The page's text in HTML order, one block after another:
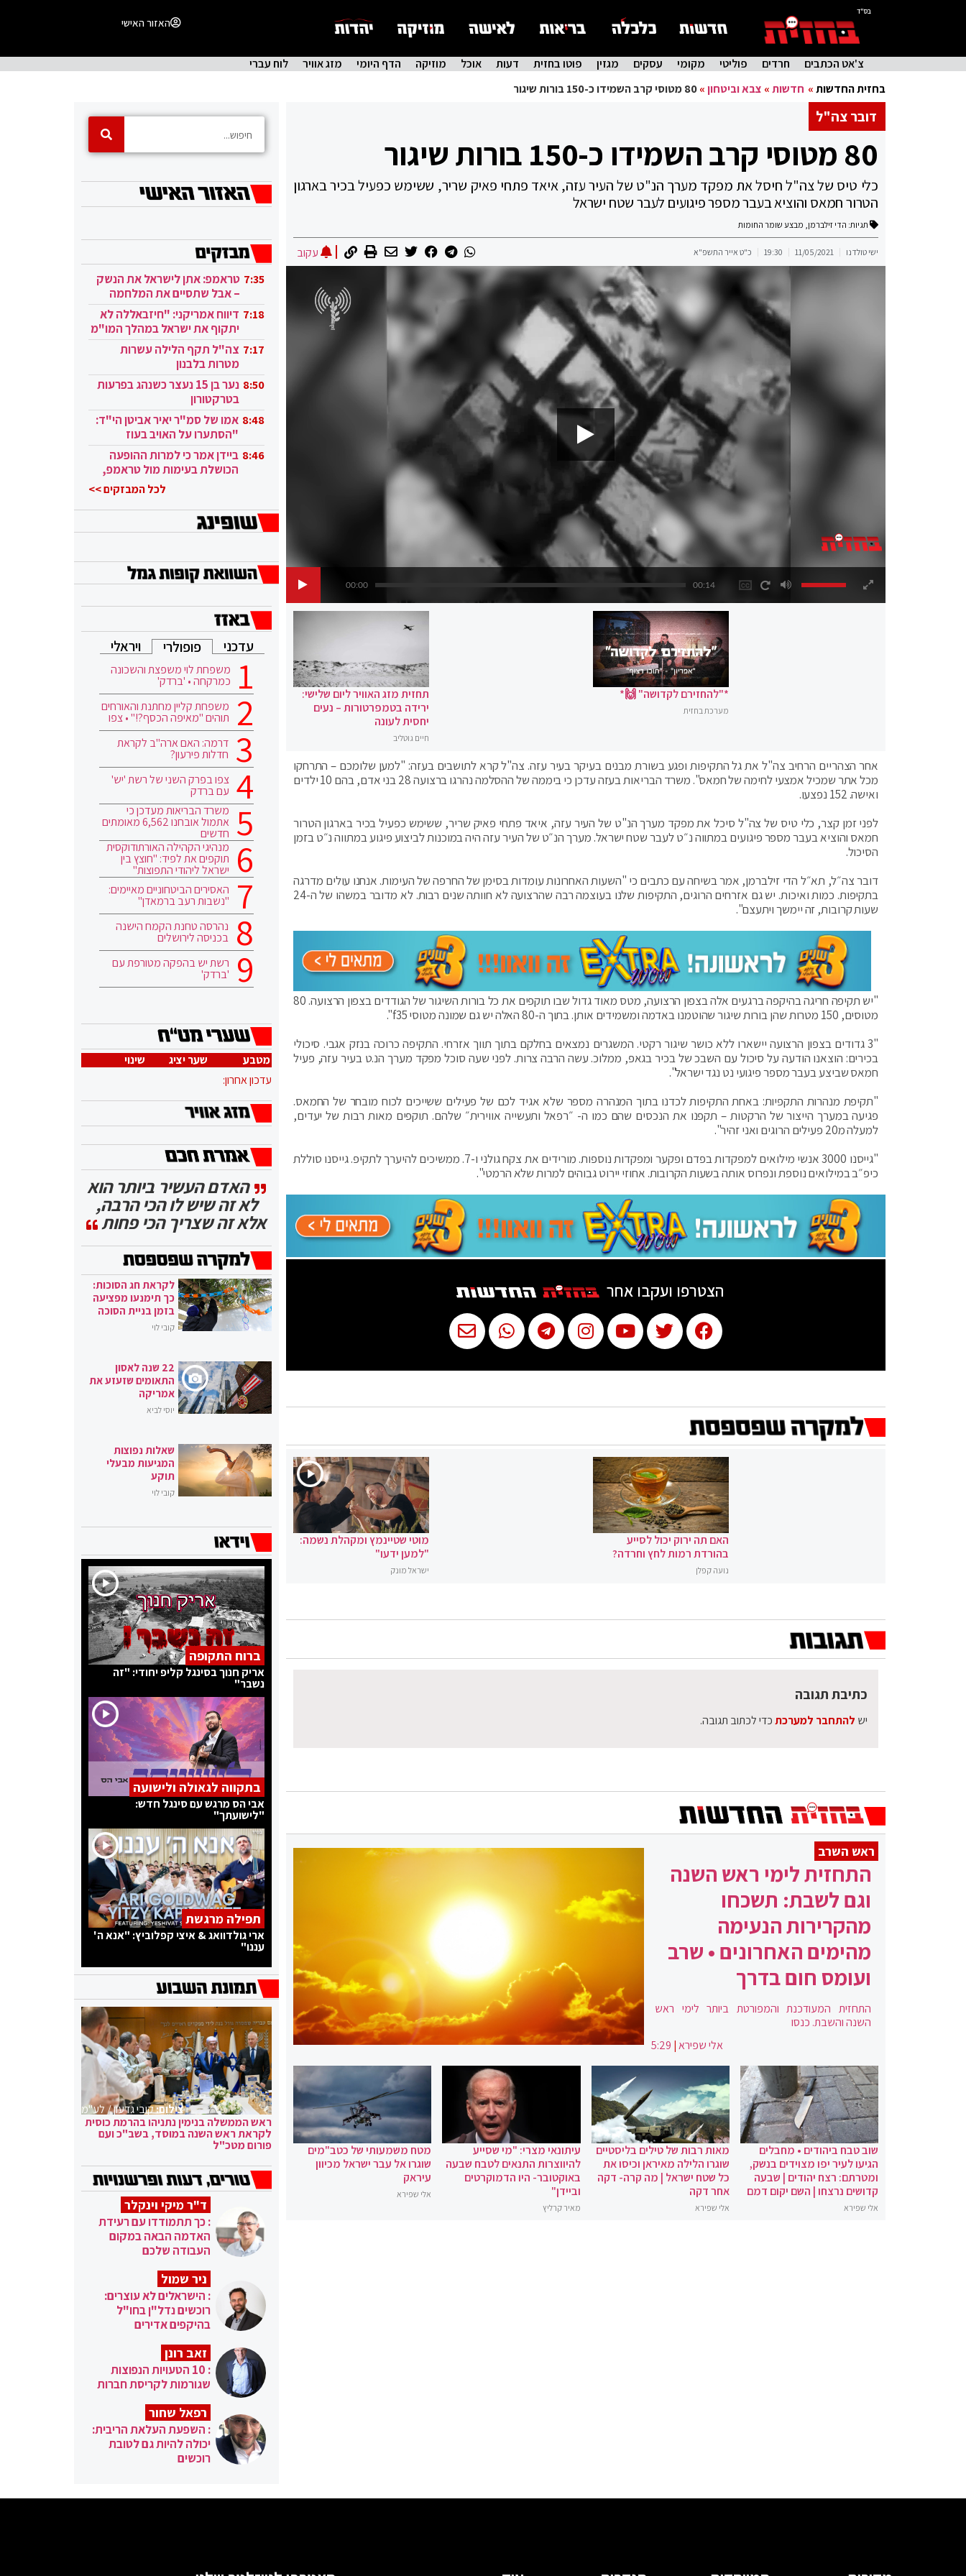
בס"ד
האזור האישי
צ'אט הכתבים חרדים פוליטי מקומי עסקים מגזין פוטו בחזית דעות אוכל מוזיקה הדף היומי מזג אוויר
לוח עברי
בחזית החדשות» חדשות» צבא וביטחון»80 מטוסי קרב השמידו כ-150 בורות שיגור
דובר צה"ל
80 מטוסי קרב השמידו כ-150 בורות שיגור
כלי טיס של צה"ל חיסל את מפקד מערך הנ"ט של העיר עזה, איאד פתחי פאיק שריר, ששימש כפעיל בכיר בארגון
הטרור חמאס והוציא בעבר מספר פיגועים לעבר שטח ישראל
תגיות: הדי זילברמן, מבצע שומר החומות
ישי טולדנו 11/05/2021
19:30 כ"ט אייר התשפ"א עקוב
00:00 00:14
*"להחזירם לקדושה" 🙌*
מערכת בחזית
תחזית מזג האוויר ליום שלישי:
ירידה בטמפרטורות – נעים
יחסית לעונה
חיים גוטליב
אחר הצהריים הרחיב צה"ל את גל התקיפות ופגע בשורת מבנים בעיקר בעיר עזה. צה"ל קרא לתושבים בעזה: "למען שלומכם – התרחקו
מכל אתר שמכיל אמצעי לחימה של חמאס". משרד הבריאות בעזה עדכן כי ביממה של ההסלמה נהרגו ברצועה 28 בני אדם, בהם 10 ילדים
ואישה. 152 נפצעו.
לפני זמן קצר, כלי טיס של צה"ל סיכל את מפקד מערך הנ"ט של העיר עזה, איאד פתחי פאיק שריר, ששימש כפעיל בכיר בארגון הטרור
חמאס והוציא בעבר מספר פיגועים במתווה נ״ט לעבר שטח ישראל. מערך הנ״ט של העיר עזה היה במוכנות לביצוע פיגוע במתווה נ״ט בזמן
הסיכול.
דובר צה״ל, תא״ל הדי זילברמן, אמר בשיחה עם כתבים כי "השעות האחרונות עומדות בסימן של החרפה של העימות. אנחנו עולים מדרגה
בתקיפות. כמות ואיכות. יש גם אזרחים הרוגים, התקיפות שלנו בעוצמה רבה שהרצועה לא חוותה שנים רבות. לא מדובר במשהו של ה-24
שעות קרובות, זה יימשך ויתעצם".
"יש תקיפה חריגה בהיקפה ברגעים אלה בצפון הרצועה, מטס מאוד גדול שבו תוקפים את כל בורות השיגור של הגודדים בצפון הרצועה. 80
מטוסים, 150 מטרות שהן בורות שיגור שהוטמנו באדמה ומשמידים אותן. בתוך ה-80 האלה יש גם שמונה מטוסי f35".
"3 גדודים בצפון הרצועה יישארו ללא כושר שיגור רקטי. המשגרים נמצאים בחלקם בתוך תווך אזרחי. התקיפה כרוכה בנזק אגבי. סיכולי
בכירים: הוצאנו הודעה על סיכול עם השבכ של בכיר בגאפ, ממלוכ. עשה הרבה צרות. לפני שעה סוכל מפקד מערך הנ.ט בעיר עזה, פעיל
חמאס שביצע בעבר מספר פיגועי נט נגד ישראל".
"תקיפת מנהרות התקפיות: באחת התקיפות לכדנו בתוך המנהרה מספר שלא אגיד לכם של פעילים ששייכים לכוח מובחר של החמאס.
פגיעה במערך הייצור של הרקטות – תקפנו את הנכסים שהם כמו ה- ״רפאל ותעשייה אווירית״ שלהם. תוקפים מאות רבות של יעדים,
למעלה מ20 פעילים הרוגים ואני זהיר".
"גייסנו 3000 אנשי מילואים למפקדות בפדם ופקער ומפקדות נוספות. מורידים את צקח גולני ו-7. ממשיכים להיערך לתקיפ. גייסנו סוללת
כיפ״ב במילואים נוספת ונפרוס אותה בשעות הקרובות. אחוזי יירוט גבוהים למרות שלא הרמטי".
הצטרפו ועקבו אחר
האם תה ירוק יכול לסייע
בהורדת רמות לחץ וחרדה?
נועה קפלן
מוטי שטיינמץ ומקהלת נשמה:
"למען ידעו"
ישראל מונק
כתיבת תגובה
יש להתחבר למערכתכדי לכתוב תגובה.
ראש השרב
התחזית לימי ראש השנה
וגם לשבת: תשכחו
מהקרירות הנעימה
מהימים האחרונים • שרב
ועומס חום בדרך
התחזית המעודכנת והמפורטת ביותר לימי ראש
השנה והשבת. כנסו
אלי שפירא|
5:29
שוב טבח ביהודים • מחבלים
הגיעו לעיר יפו מצוידים בנשק,
ומטרתם: רצח יהודים | שבעה
קדושים נרצחו | השם יקום דמם
אלי שפירא
מאות רבות של טילים בליסטיים
שוגרו הלילה מאיראן וכיסו את
כל שטח ישראל | מה קרה- דקה
אחר דקה
אלי שפירא
עיתונאי מצרי: "מי שסייע
להיווצרות התנאים לטבח שבעה
באוקטובר- היו הדמוקרטים
וביידן"
מאיר קרליץ
מטח משמעותי של כטב"מים
שוגרו אל עבר ישראל מכיוון
עיראק
אלי שפירא
7:35 טראמפ: אתן לישראל את הנשק
– אבל שתסיים את המלחמה
בעזה 7:18 דיווח אמריקני: "חיזבאללה לא
יתקוף את ישראל במהלך המו"מ
בקטאר" 7:17 צה"ל תקף הלילה עשרות
מטרות בלבנון
8:50
נער בן 15 נעצר כשנהג בפרעות
בטרקטורון
8:48 אמו של סמ"ר יאיר אביטן הי"ד:
"הסתערו על האויב בעוז
ובגבורה" 8:46 ביידן אמר כי למרות ההופעה
הכושלת בעימות מול טראמפ,
לכל המבזקים >>
עדכני פופולרי ויראלי
משפחת לוי משפצת והשכונה
כמרקחה • 'ברדק'
משפחת קליין מחתנת והאורחים
תוהים "מאיפה הכסף?!" • צפו
דרמה: האם ארה"ב לקראת
חדלות פירעון?
צפו בפרק השני של רשת 'יש'
עם ברדק
משרד הבריאות מעדכן כי
אתמול אובחנו 6,562 מאומתים
חדשים
מנהיגי הקהילה האורתודוקסית
תוקפים את לפיד: "חוצץ בין
ישראל ליהודי התפוצות"
האסירים הביטחוניים מאיימים:
"נשבות רעב ברמאדן"
נהרסה טחנת הקמח הישנה
בכניסה לירושלים
רשת יש בהפקה מטורפת עם
'ברדק'
מטבע שער יציג
שינוי
עדכון אחרון:
האדם העשיר ביותר הוא
לא זה שיש לו הכי הרבה,
אלא זה שצריך הכי פחות
לקראת חג הסוכות:
כך תימנעו מפציעה
בזמן בניית הסוכה
קובי לוי
22 שנה לאסון
התאומים שזעזע את
אמריקה
יוסי לביא
שאלות נפוצות
המגיעות מבעלי
תוקע
קובי לוי
ברוח התקופה
אריק חנוך בסינגל קליפ יחודי: "זה
נשבר"
בתקווה לגאולה ולישועה
אבי הס מרגש עם סינגל חדש:
"לישועתך"
תפילה מרגשת
ארי גולדוואג & איצי קפלוביץ: "אנא ה'
עננו"
צילום:קובי גדעון / לע"מ
ראש הממשלה בנימין נתניהו בהרמת כוסית
לקראת ראש השנה במוסד, בשב"כ ועם
פורום מטכ"ל
ד"ר מיקי וינקלר
: כך תתמודדו עם רעידת
האדמה הבאה במקום
העבודה שלכם
ניר שמול
: הישראלים לא עוצרים:
רוכשים נדל"ן בחו"ל
בהיקפים אדירים
זאב רונן
: 10 הטעויות הנפוצות
שגורמות לקריסת חברות
רפאל שחור
: השפעת העלאת הריבית:
יכולה להיות גם לטובת
רוכשים